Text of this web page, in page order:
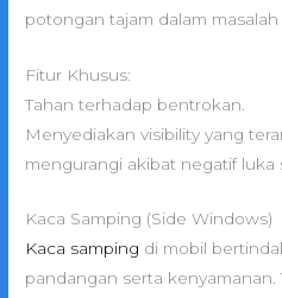
potongan tajam dalam masalah
Fitur Khusus:
Tahan terhadap bentrokan.
Menyediakan visibility yang
mengurangi akibat negatif luka
Kaca Samping (Side Windows)
Kaca samping di mobil
pandangan serta